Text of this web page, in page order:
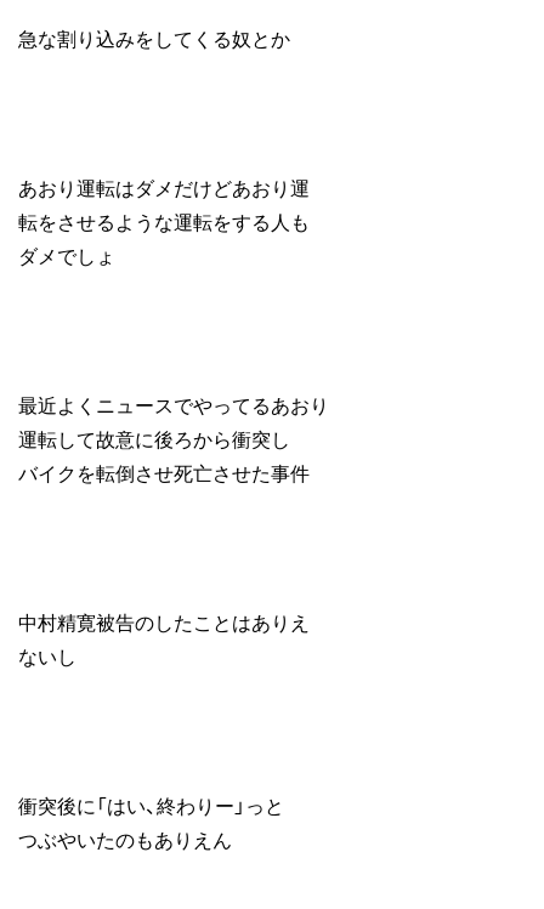
急な割り込みをしてくる奴とか
あおり運転はダメだけどあおり運
転をさせるような運転をする人も
ダメでしょ
最近よくニュースでやってるあおり
運転して故意に後ろから衝突し
バイクを転倒させ死亡させた事件
中村精寛被告のしたことはありえ
ないし
衝突後に「はい、終わりー」っと
つぶやいたのもありえん